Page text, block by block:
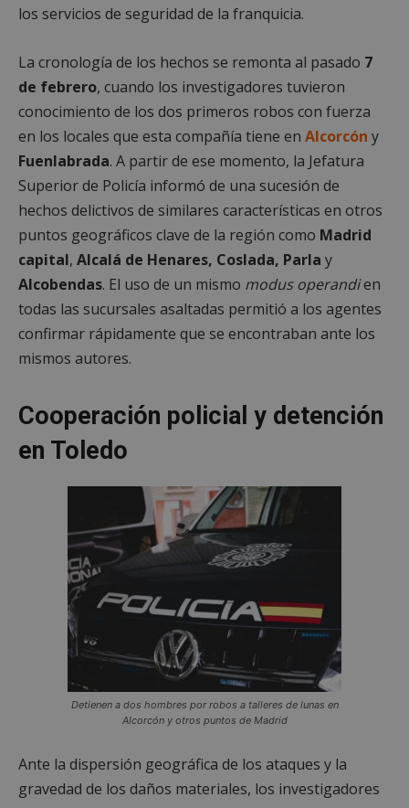
los servicios de seguridad de la franquicia.
La cronología de los hechos se remonta al pasado 7
de febrero, cuando los investigadores tuvieron
conocimiento de los dos primeros robos con fuerza
en los locales que esta compañía tiene en Alcorcón y
Fuenlabrada. A partir de ese momento, la Jefatura
Superior de Policía informó de una sucesión de
hechos delictivos de similares características en otros
puntos geográficos clave de la región como Madrid
capital, Alcalá de Henares, Coslada, Parla y
Alcobendas. El uso de un mismo modus operandien
todas las sucursales asaltadas permitió a los agentes
confirmar rápidamente que se encontraban ante los
mismos autores.
Cooperación policial y detención
en Toledo
Detienen a dos hombres por robos a talleres de lunas en
Alcorcón y otros puntos de Madrid
Ante la dispersión geográfica de los ataques y la
gravedad de los daños materiales, los investigadores